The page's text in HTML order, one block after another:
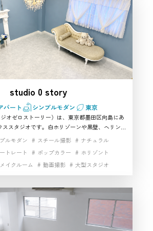
空間 駅近
ト
studio 0 story
パート シンプルモダン 東京
オゼロストーリー）は、東京都墨田区向島にあ
ススタジオです。白ホリゾーンや黒壁、ヘリンボ
、ナチュラル壁など多彩な背景がそろい、一つ
複数の世界観を表現できます。アパレル撮影、商
撮影、YouTube、企業PVなど幅広い用途に対
衣スペース、Wi-Fiも備えており、墨田区で設
してハウススタジオを探している方におすすめの
ルモダン スチール撮影
ナチュラル
トレート ポップカラー
ホリゾント
メイクルーム 動画撮影
大型スタジオ
小物撮影 広めメイク台
白ホリゾント
都内大型スタジオ 開放感
駅近